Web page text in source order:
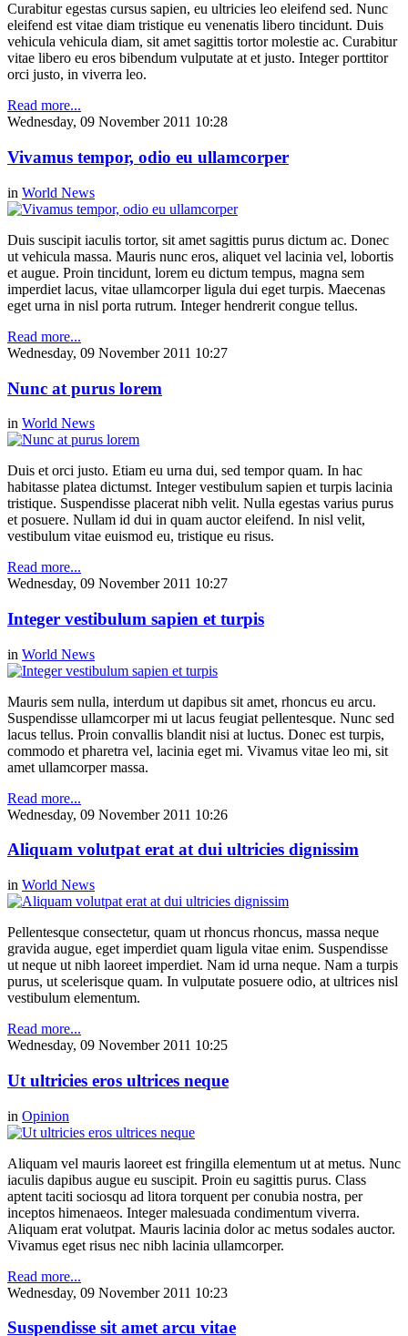
Curabitur egestas cursus sapien, eu ultricies leo eleifend sed. Nunc
eleifend est vitae diam tristique eu venenatis libero tincidunt. Duis
vehicula vehicula diam, sit amet sagittis tortor molestie ac. Curabitur
vitae libero eu eros bibendum vulputate at et justo. Integer porttitor
orci justo, in viverra leo.
Read more...
Wednesday, 09 November 2011 10:28
Vivamus tempor, odio eu ullamcorper
in World News
Duis suscipit iaculis tortor, sit amet sagittis purus dictum ac. Donec
ut vehicula massa. Mauris nunc eros, aliquet vel lacinia vel, lobortis
et augue. Proin tincidunt, lorem eu dictum tempus, magna sem
imperdiet lacus, vitae ullamcorper ligula dui eget turpis. Maecenas
eget urna in nisl porta rutrum. Integer hendrerit congue tellus.
Read more...
Wednesday, 09 November 2011 10:27
Nunc at purus lorem
in World News
Duis et orci justo. Etiam eu urna dui, sed tempor quam. In hac
habitasse platea dictumst. Integer vestibulum sapien et turpis lacinia
tristique. Suspendisse placerat nibh velit. Nulla egestas varius purus
et posuere. Nullam id dui in quam auctor eleifend. In nisl velit,
vestibulum vitae euismod eu, tristique eu risus.
Read more...
Wednesday, 09 November 2011 10:27
Integer vestibulum sapien et turpis
in World News
Mauris sem nulla, interdum ut dapibus sit amet, rhoncus eu arcu.
Suspendisse ullamcorper mi ut lacus feugiat pellentesque. Nunc sed
lacus tellus. Proin convallis blandit nisi at luctus. Donec est turpis,
commodo et pharetra vel, lacinia eget mi. Vivamus vitae leo mi, sit
amet ullamcorper massa.
Read more...
Wednesday, 09 November 2011 10:26
Aliquam volutpat erat at dui ultricies dignissim
in World News
Pellentesque consectetur, quam ut rhoncus rhoncus, massa neque
gravida augue, eget imperdiet quam ligula vitae enim. Suspendisse
ut neque ut nibh laoreet imperdiet. Nam id urna neque. Nam a turpis
purus, ut scelerisque quam. In vulputate posuere odio, at ultrices nisl
vestibulum elementum.
Read more...
Wednesday, 09 November 2011 10:25
Ut ultricies eros ultrices neque
in Opinion
Aliquam vel mauris laoreet est fringilla elementum ut at metus. Nunc
iaculis dapibus augue eu suscipit. Proin eu sagittis purus. Class
aptent taciti sociosqu ad litora torquent per conubia nostra, per
inceptos himenaeos. Integer malesuada condimentum viverra.
Aliquam erat volutpat. Mauris lacinia dolor ac metus sodales auctor.
Vivamus eget risus nec nibh lacinia ullamcorper.
Read more...
Wednesday, 09 November 2011 10:23
Suspendisse sit amet arcu vitae